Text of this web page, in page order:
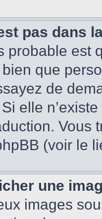
pas dans
probable est
que
de
elle
Vous
(voir le
une
images